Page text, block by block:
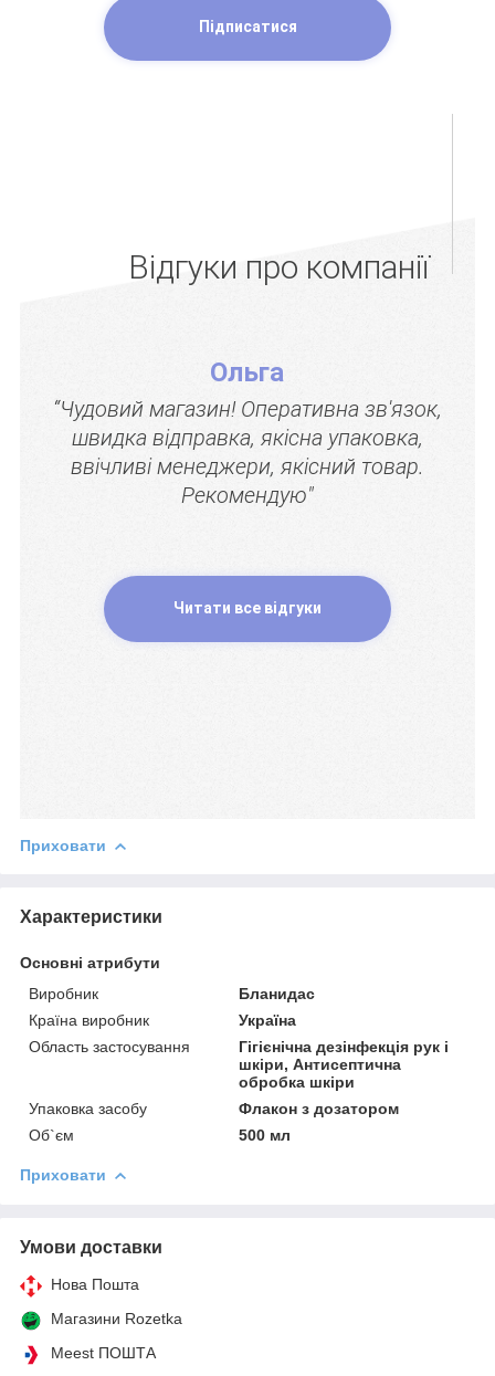
Підписатися
Відгуки про компанії
Ольга
“Чудовий магазин! Оперативна зв'язок,
швидка відправка, якісна упаковка,
ввічливі менеджери, якісний товар.
Рекомендую"
Читати все відгуки
Приховати
Характеристики
Основні атрибути
Виробник
Бланидас
Країна виробник
Україна
Область застосування
Гігієнічна дезінфекція рук і
шкіри, Антисептична
обробка шкіри
Упаковка засобу
Флакон з дозатором
Об`єм
500 мл
Приховати
Умови доставки
Нова Пошта
Магазини Rozetka
Meest ПОШТА